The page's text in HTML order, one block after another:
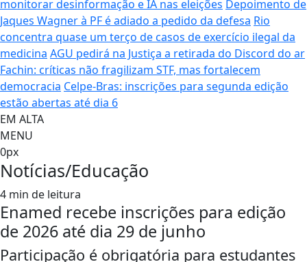
monitorar desinformação e IA nas eleições Depoimento de
Jaques Wagner à PF é adiado a pedido da defesa Rio
concentra quase um terço de casos de exercício ilegal da
medicina AGU pedirá na Justiça a retirada do Discord do ar
Fachin: críticas não fragilizam STF, mas fortalecem
democracia Celpe-Bras: inscrições para segunda edição
estão abertas até dia 6
EM ALTA
MENU
0px
Notícias/Educação
4 min de leitura
Enamed recebe inscrições para edição
de 2026 até dia 29 de junho
Participação é obrigatória para estudantes